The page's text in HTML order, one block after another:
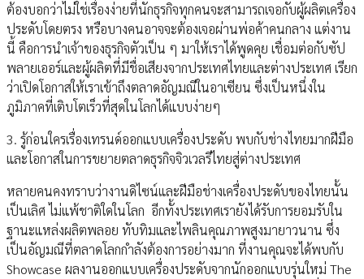
ต้องบอกว่าไม่ใช่เรื่องง่ายที่นักธุรกิจทุกคนจะสามารถเจอกับผู้ผลิตเครื่อง
ประดับโดยตรง หรือบางคนอาจจะต้องเจอผ่านพ่อค้าคนกลาง แต่งาน
นี้ คือการนำเจ้าของธุรกิจตัวเป็น ๆ มาให้เราได้พูดคุย เชื่อมต่อกับซัป
พลายเออร์และผู้ผลิตที่มีชื่อเสียงจากประเทศไทยและต่างประเทศ เรียก
ว่าเปิดโอกาสให้เราเข้าถึงตลาดอัญมณีในอาเซียน ซึ่งเป็นหนึ่งใน
ภูมิภาคที่เติบโตเร็วที่สุดในโลกได้แบบง่ายๆ
3. รู้ก่อนใครเรื่องเทรนด์ออกแบบเครื่องประดับ พบกับช่างไทยมากฝีมือ
และโอกาสในการขยายตลาดธุรกิจจิวเวลรีไทยสู่ต่างประเทศ
หลายคนคงทราบว่างานดิไซน์และฝีมือช่างเครื่องประดับของไทยนั้น
เป็นเลิศ ไม่แพ้ชาติใดในโลก อีกทั้งประเทศเรายังได้รับการยอมรับใน
ฐานะแหล่งผลิตพลอย ทับทิมและไพลินคุณภาพสูงมายาวนาน ซึ่ง
เป็นอัญมณีที่ตลาดโลกกำลังต้องการอย่างมาก ที่งานคุณจะได้พบกับ
Showcase ผลงานออกแบบเครื่องประดับจากนักออกแบบรุ่นใหม่ The